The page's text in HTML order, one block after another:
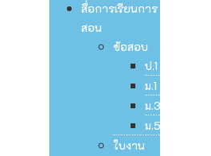
สื่อการเรียนการ
สอน
ข้อสอบ
ป.1
ม.1
ม.3
ม.5
ใบงาน